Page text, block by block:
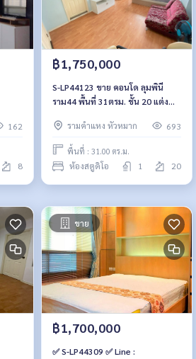
162
8
฿1,750,000
S-LP44123 ขาย คอนโด ลุมพินี
ราม44 พื้นที่ 31ตรม. ชั้น 20 แต่ง
รามคำแหง หัวหมาก
693
พื้นที่ : 31.00 ตร.ม.
ห้องสตูดิโอ 1 20
ขาย
฿1,700,000
✅ S-LP44309 ✅ Line :